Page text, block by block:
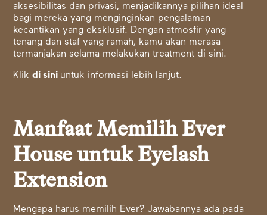
aksesibilitas dan privasi, menjadikannya pilihan ideal
bagi mereka yang menginginkan pengalaman
kecantikan yang eksklusif. Dengan atmosfir yang
tenang dan staf yang ramah, kamu akan merasa
termanjakan selama melakukan treatment di sini.
Klikdi sini untuk informasi lebih lanjut.
Manfaat Memilih Ever
House untuk Eyelash
Extension
Mengapa harus memilih Ever? Jawabannya ada pada